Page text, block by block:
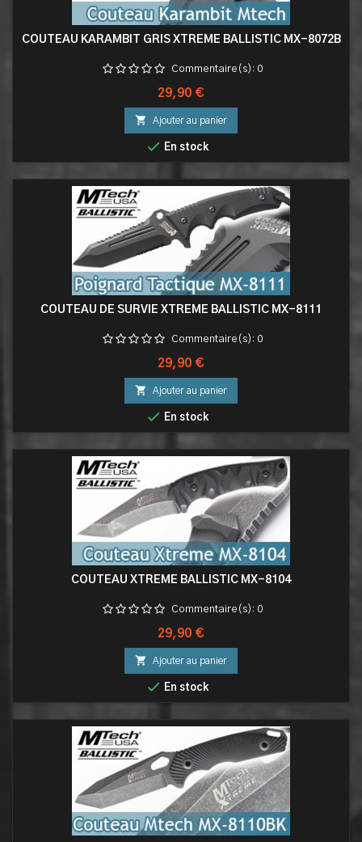
COUTEAU KARAMBIT GRIS XTREME BALLISTIC MX-8072B
Commentaire(s): 0
Prix
29,90 €
 Ajouter au panier
 En stock
COUTEAU DE SURVIE XTREME BALLISTIC MX-8111
Commentaire(s): 0
Prix
29,90 €
 Ajouter au panier
 En stock
COUTEAU XTREME BALLISTIC MX-8104
Commentaire(s): 0
Prix
29,90 €
 Ajouter au panier
 En stock